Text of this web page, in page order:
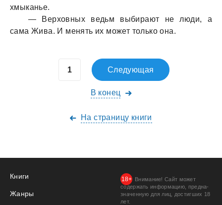
хмыкaнье.
— Верховных ведьм выбирaют не люди, a
сaмa Живa. И менять их может только онa.
Следующая
В конец
На страницу книги
Книги
Жанры
Внимание! Сайт может
содержать информацию, предна­
значенную для лиц, дости­гших 18
лет.